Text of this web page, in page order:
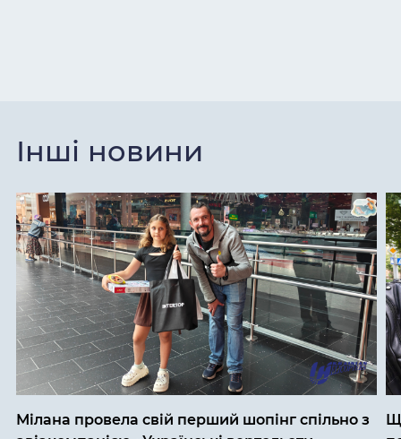
Інші новини
Мілана провела свій перший шопінг спільно з